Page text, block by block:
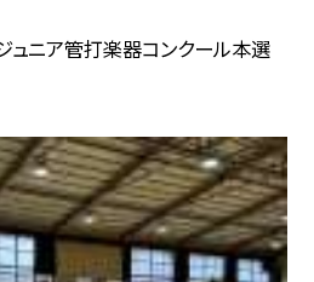
ニア管打楽器コンクール本選